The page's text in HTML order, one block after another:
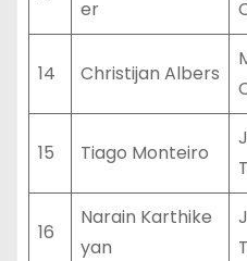
er
14 Christijan Albers
15 Tiago Monteiro
16
Narain Karthike
yan